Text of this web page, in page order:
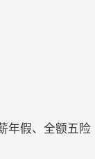
年假、全额五险